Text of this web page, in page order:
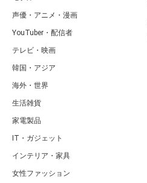
声優・アニメ・漫画
YouTuber・配信者
テレビ・映画
韓国・アジア
海外・世界
生活雑貨
家電製品
IT・ガジェット
インテリア・家具
女性ファッション